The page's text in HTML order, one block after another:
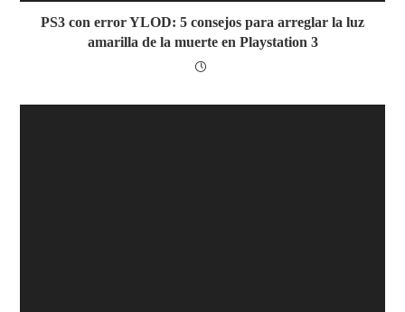
PS3 con error YLOD: 5 consejos para arreglar la luz
amarilla de la muerte en Playstation 3